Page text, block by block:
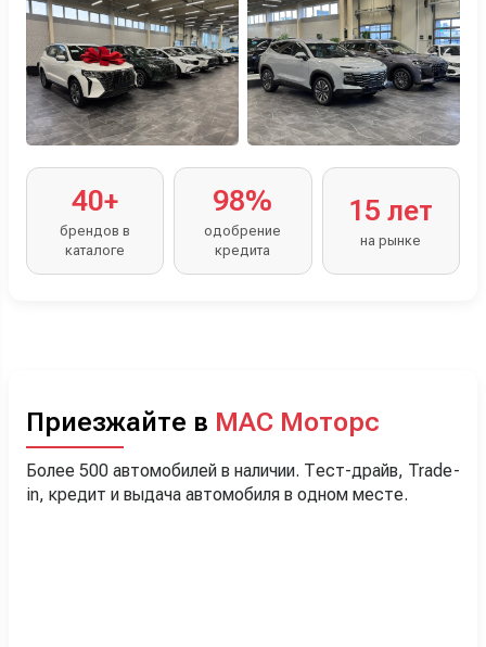
40+
брендов в
каталоге
98%
одобрение
кредита
15 лет
на рынке
Приезжайте в МАС Моторс
Более 500 автомобилей в наличии. Тест-драйв, Trade-
in, кредит и выдача автомобиля в одном месте.